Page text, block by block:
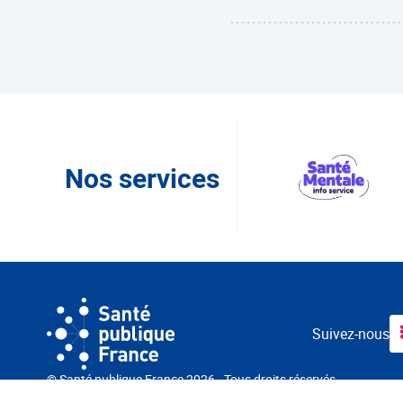
Nos services
Suivez-nous
© Santé publique France 2026 - Tous droits réservés